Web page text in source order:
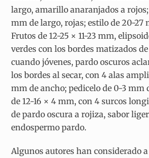
largo, amarillo anaranjados a rojos;
mm de largo, rojas; estilo de 20-27
Frutos de 12-25 × 11-23 mm,
verdes con los bordes matizados
cuando jóvenes, pardo oscuros
los bordes al secar, con 4 alas
mm de ancho; pedicelo de 0-3 mm
de 12-16 × 4 mm, con 4 surcos
de pardo oscura a rojiza, sabor
endospermo pardo.
Algunos autores han considerado a